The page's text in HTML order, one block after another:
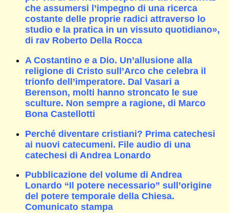
che assumersi l’impegno di una ricerca
costante delle proprie radici attraverso lo
studio e la pratica in un vissuto quotidiano»,
di rav Roberto Della Rocca
A Costantino e a Dio. Un’allusione alla
religione di Cristo sull’Arco che celebra il
trionfo dell’imperatore. Dal Vasari a
Berenson, molti hanno stroncato le sue
sculture. Non sempre a ragione, di Marco
Bona Castellotti
Perché diventare cristiani? Prima catechesi
ai nuovi catecumeni. File audio di una
catechesi di Andrea Lonardo
Pubblicazione del volume di Andrea
Lonardo “Il potere necessario” sull’origine
del potere temporale della Chiesa.
Comunicato stampa